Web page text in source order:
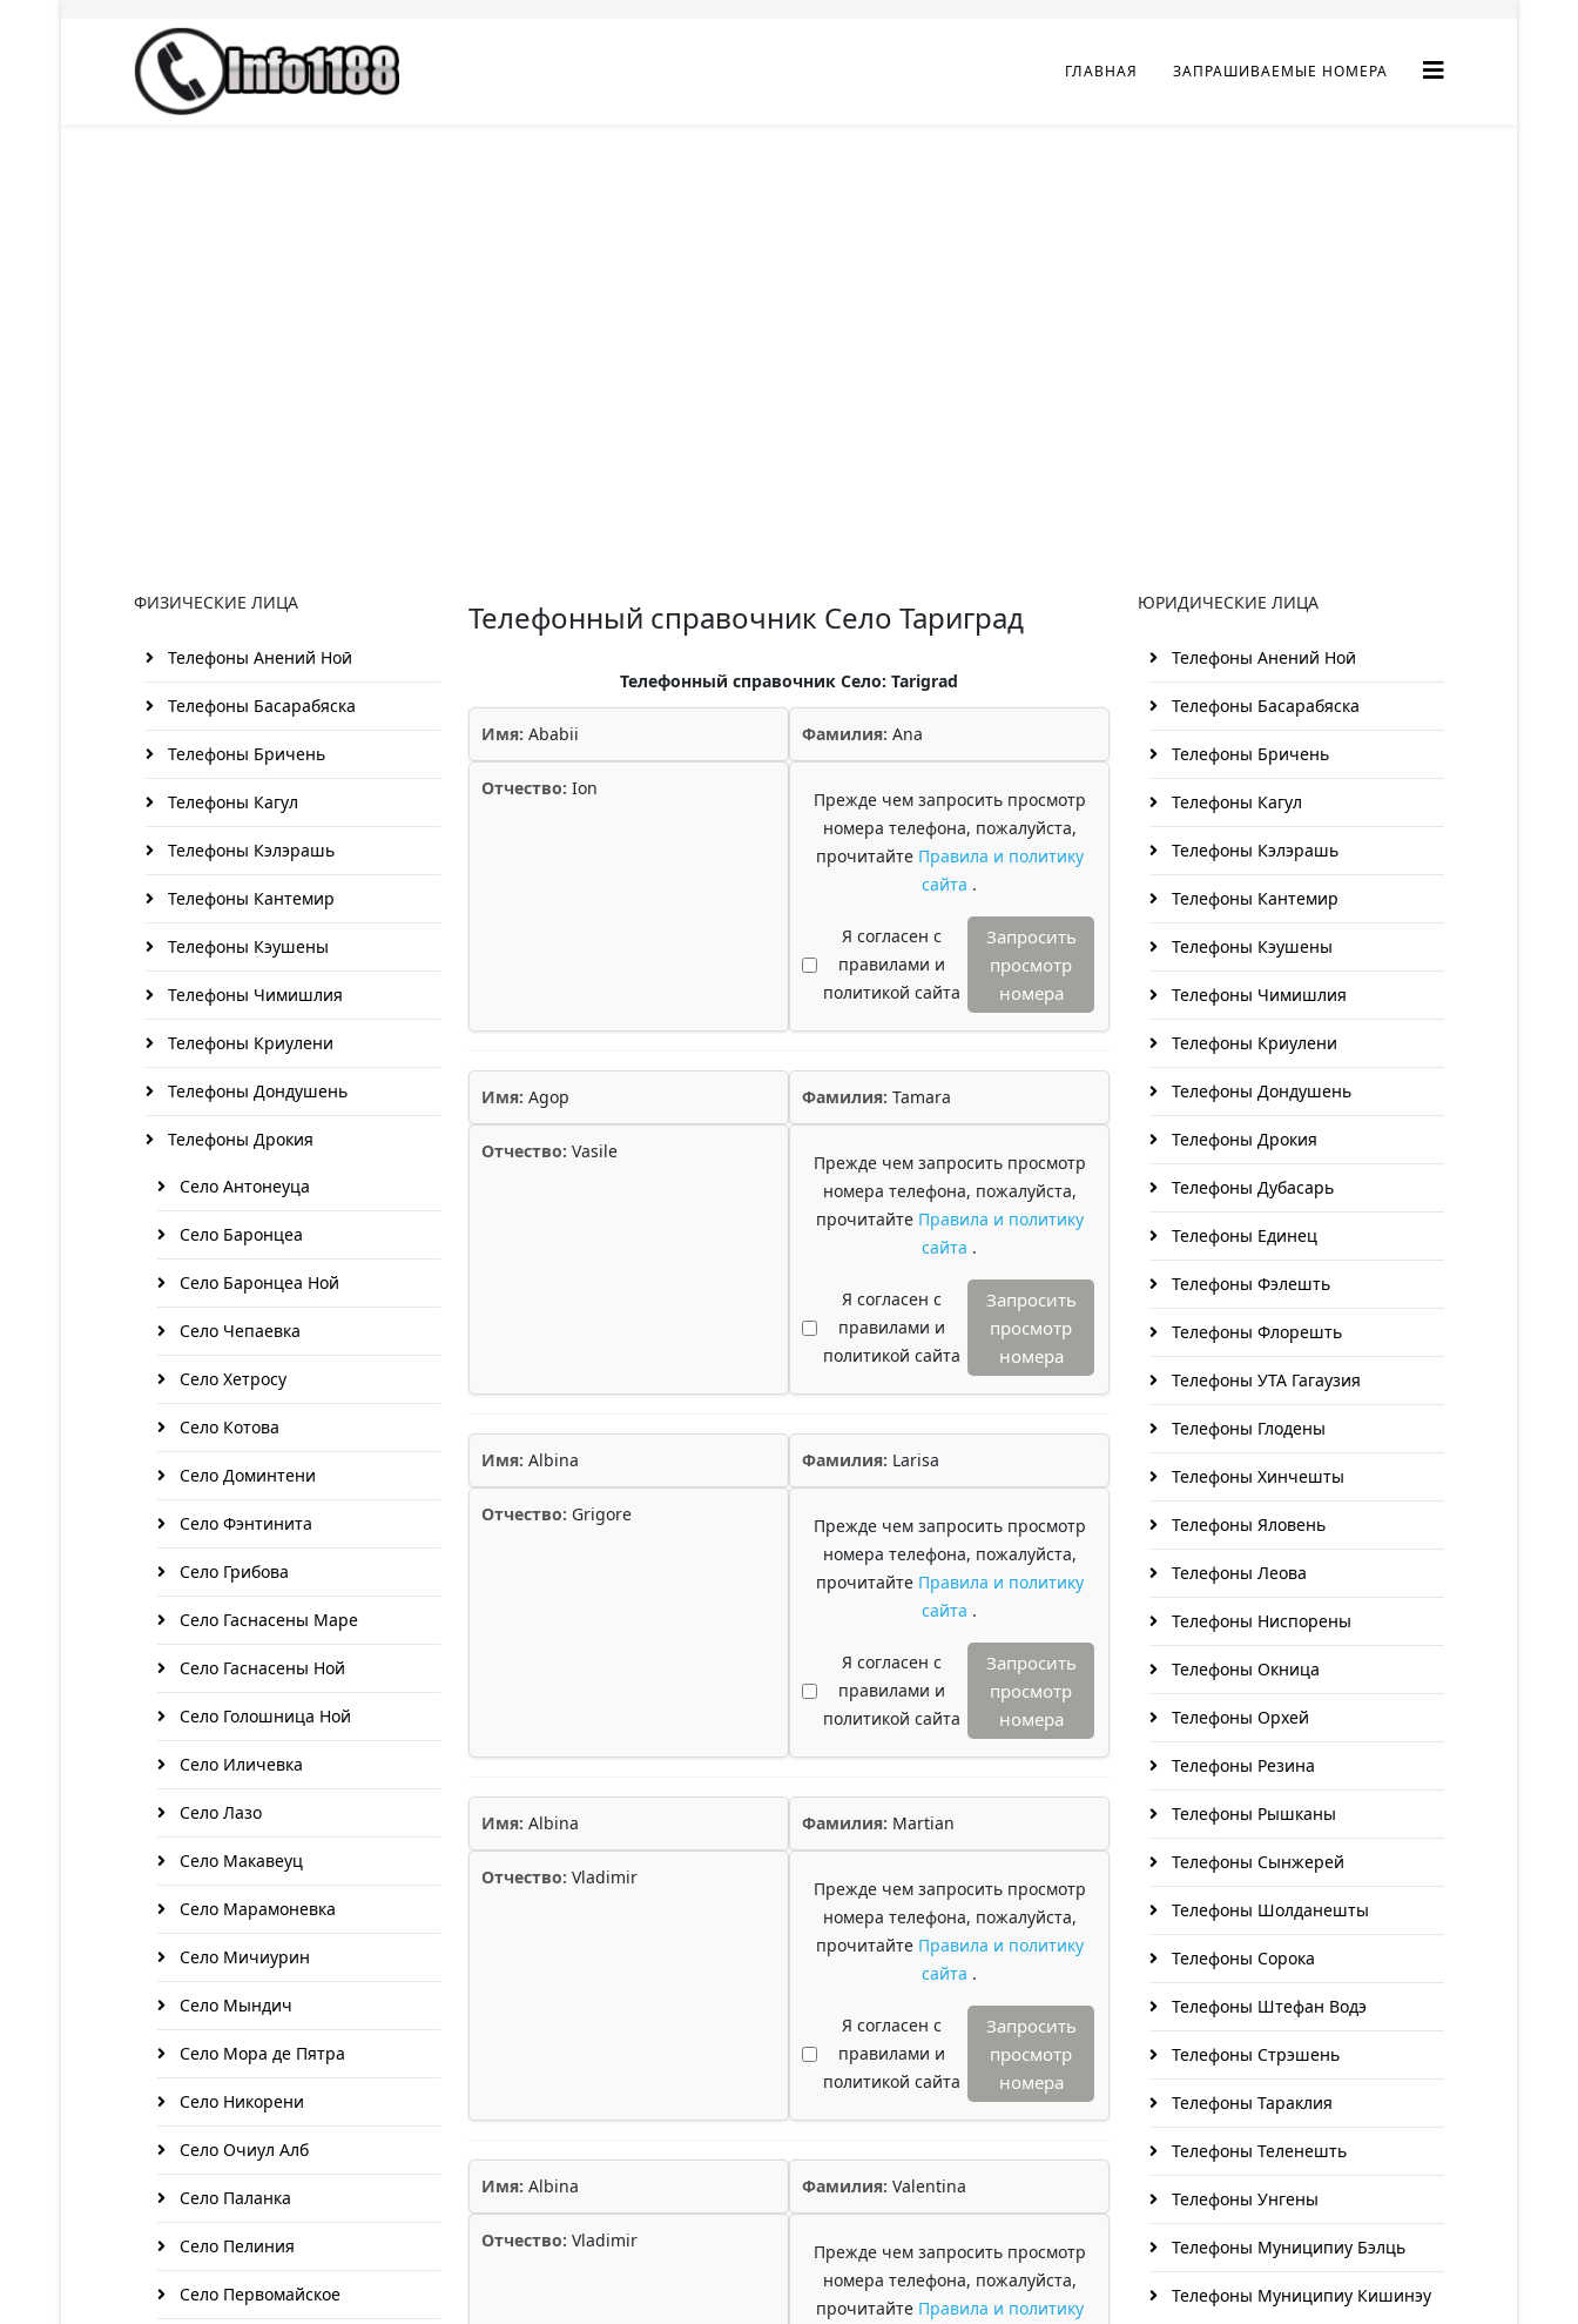
ГЛАВНАЯ ЗАПРАШИВАЕМЫЕ НОМЕРА
ФИЗИЧЕСКИЕ ЛИЦА
Телефоны Анений Ноӣ
Телефоны Басарабяска
Телефоны Бричень
Телефоны Кагул
Телефоны Кэлэрашь
Телефоны Кантемир
Телефоны Кэушены
Телефоны Чимишлия
Телефоны Криулени
Телефоны Дондушень
Телефоны Дрокия
Село Антонеуца
Село Баронцеа
Село Баронцеа Ной
Село Чепаевка
Село Хетросу
Село Котова
Село Доминтени
Село Фэнтинита
Село Грибова
Село Гаснасены Маре
Село Гаснасены Ной
Село Голошница Ной
Село Иличевка
Село Лазо
Село Макавеуц
Село Марамоневка
Село Мичиурин
Село Мындич
Село Мора де Пятра
Село Никорени
Село Очиул Алб
Село Паланка
Село Пелиния
Село Первомайское
Телефонный справочник Село Тариград
Телефонный справочник Село: Tarigrad
Имя: Ababii Фамилия: Ana
Отчество: Ion
Прежде чем запросить просмотр
номера телефона, пожалуйста,
прочитайте Правила и политику
сайта .
Я согласен с
правилами и
политикой сайта
Запросить
просмотр
номера
Имя: Agop Фамилия: Tamara
Отчество: Vasile
Прежде чем запросить просмотр
номера телефона, пожалуйста,
прочитайте Правила и политику
сайта .
Я согласен с
правилами и
политикой сайта
Запросить
просмотр
номера
Имя: Albina Фамилия: Larisa
Отчество: Grigore
Прежде чем запросить просмотр
номера телефона, пожалуйста,
прочитайте Правила и политику
сайта .
Я согласен с
правилами и
политикой сайта
Запросить
просмотр
номера
Имя: Albina Фамилия: Martian
Отчество: Vladimir
Прежде чем запросить просмотр
номера телефона, пожалуйста,
прочитайте Правила и политику
сайта .
Я согласен с
правилами и
политикой сайта
Запросить
просмотр
номера
Имя: Albina Фамилия: Valentina
Отчество: Vladimir
Прежде чем запросить просмотр
номера телефона, пожалуйста,
прочитайте Правила и политику
ЮРИДИЧЕСКИЕ ЛИЦА
Телефоны Анений Ноӣ
Телефоны Басарабяска
Телефоны Бричень
Телефоны Кагул
Телефоны Кэлэрашь
Телефоны Кантемир
Телефоны Кэушены
Телефоны Чимишлия
Телефоны Криулени
Телефоны Дондушень
Телефоны Дрокия
Телефоны Дубасарь
Телефоны Единец
Телефоны Фэлешть
Телефоны Флорешть
Телефоны УТА Гагаузия
Телефоны Глодены
Телефоны Хинчешты
Телефоны Яловень
Телефоны Леова
Телефоны Ниспорены
Телефоны Окница
Телефоны Орхей
Телефоны Резина
Телефоны Рышканы
Телефоны Сынжерей
Телефоны Шолданешты
Телефоны Сорока
Телефоны Штефан Водэ
Телефоны Стрэшень
Телефоны Тараклия
Телефоны Теленешть
Телефоны Унгены
Телефоны Муниципиу Бэлць
Телефоны Муниципиу Кишинэу